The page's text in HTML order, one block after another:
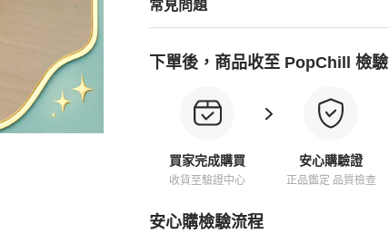
常見問題
下單後，商品收至 PopChill 檢驗
買家完成購買
收貨至驗證中心
安心購驗證
正品鑑定 品質檢查
安心購檢驗流程